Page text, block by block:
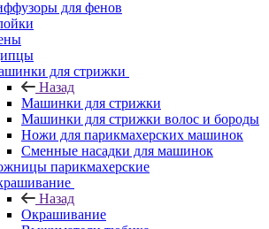
для фенов
для стрижки
Назад
Машинки для стрижки
Машинки для стрижки волос и бороды
Ножи для парикмахерских машинок
Сменные насадки для машинок
парикмахерские
Назад
Окрашивание